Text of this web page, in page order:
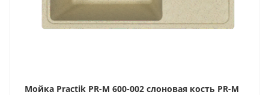
Мойка Practik PR-M 600-002 слоновая кость PR-M